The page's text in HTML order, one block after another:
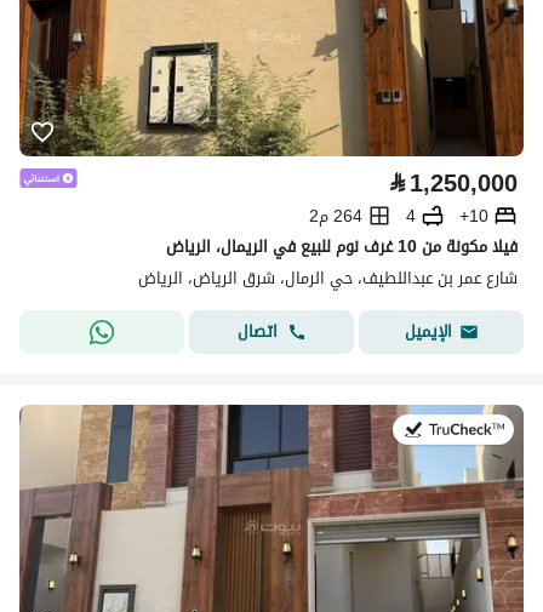
⃁1,250,000
10+
4
264 م2
فيلا مكونة من 10 غرف نوم للبيع في الريمال، الرياض
شارع عمر بن عبداللطيف، حي الرمال، شرق الرياض، الرياض
الإيميل
اتصال
في:9 يوليو 2026